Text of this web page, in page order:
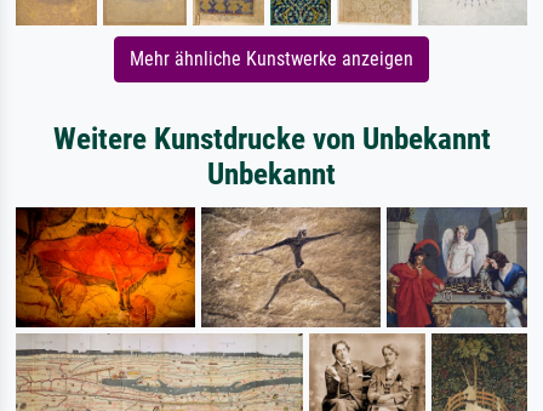
Mehr ähnliche Kunstwerke anzeigen
Weitere Kunstdrucke von Unbekannt
Unbekannt